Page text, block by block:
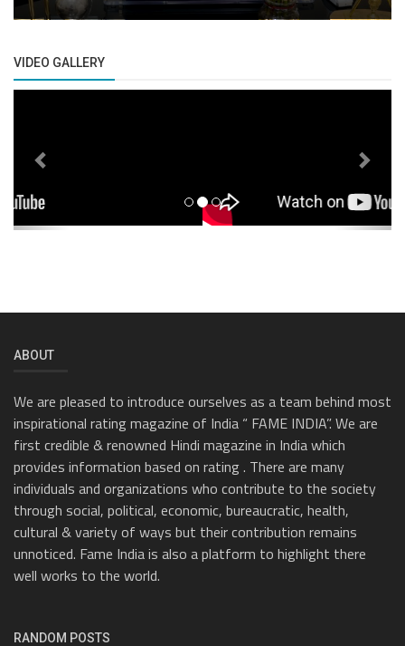
VIDEO GALLERY
Previous Next
ABOUT
We are pleased to introduce ourselves as a team behind most
inspirational rating magazine of India “ FAME INDIA”. We are
first credible & renowned Hindi magazine in India which
provides information based on rating . There are many
individuals and organizations who contribute to the society
through social, political, economic, bureaucratic, health,
cultural & variety of ways but their contribution remains
unnoticed. Fame India is also a platform to highlight there
well works to the world.
RANDOM POSTS